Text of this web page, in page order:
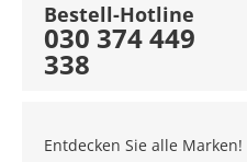
Bestell-Hotline
030 374 449
338
Entdecken Sie alle Marken!